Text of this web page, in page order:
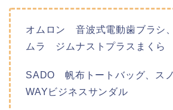
オムロン 音波式電動歯ブラシ
ムラ ジムナストプラスまくら
SADO 帆布トートバッグ、ス
WAYビジネスサンダル